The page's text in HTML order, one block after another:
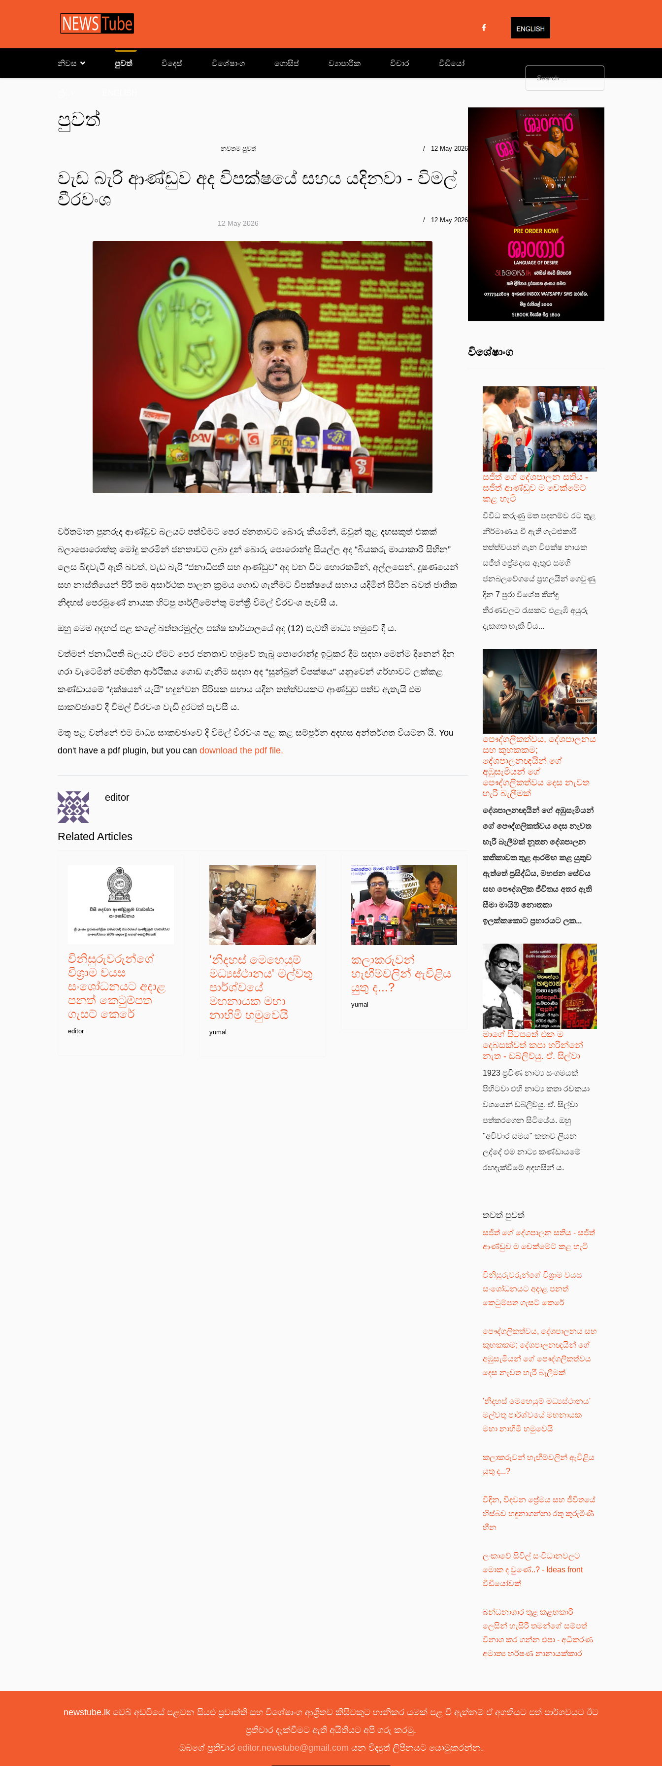
නිවස පුවත් විදෙස් විශේෂාංග ගොසිප් ව්‍යාපාරික විචාර වීඩියෝ
පුවත්
නවතම පුවත් 12 May 2026
වැඩ බැරි ආණ්ඩුව අද විපක්ෂයේ සහය යදිනවා - විමල්
වීරවංශ
12 May 2026 12 May 2026
වර්තමාන පුනරුද ආණ්ඩුව බලයට පත්වීමට පෙර ජනතාවට බොරු කියමින්, ඔවුන් තුළ දහසකුත් එකක්
බලාපොරොත්තු මෝදු කරමින් ජනතාවට ලබා දුන් බොරු පොරොන්දු සියල්ල අද “බියකරු මායාකාරී සිහින”
ලෙස බිඳවැටී ඇති බවත්, වැඩ බැරි “ජනාධිපති සහ ආණ්ඩුව” අද වන විට හොරකමින්, අල්ලසෙන්, දූෂණයෙන්
සහ නාස්තියෙන් පිරි තම අසාර්ථක පාලන ක්‍රමය ගොඩ ගැනීමට විපක්ෂයේ සහාය යදිමින් සිටින බවත් ජාතික
නිදහස් පෙරමුණේ නායක හිටපු පාර්ලිමේන්තු මන්ත්‍රී විමල් වීරවංශ පැවසී ය.
ඔහු මෙම අදහස් පළ කළේ බත්තරමුල්ල පක්ෂ කාර්යාලයේ අද (12) පැවති මාධ්‍ය හමුවේ දී ය.
වත්මන් ජනාධිපති බලයට ඒමට පෙර ජනතාව හමුවේ තැබූ පොරොන්දු ඉටුකර දීම සඳහා මෙන්ම දිනෙන් දින
ගරා වැටෙමින් පවතින ආර්ථිකය ගොඩ ගැනීම සදහා අද “සුන්බුන් විපක්ෂය” යනුවෙන් ගර්හාවට ලක්කළ
කණ්ඩායමේ “දක්ෂයන් යැයි” හදුන්වන පිරිසක සහාය යදින තත්ත්වයකට ආණ්ඩුව පත්ව ඇතැයි එම
සාකච්ඡාවේ දී විමල් වීරවංශ වැඩි දුරටත් පැවසී ය.
මතු පළ වන්නේ එම මාධ්‍ය සාකච්ඡාවේ දී විමල් වීරවංශ පළ කළ සම්පූර්න අදහස අන්තර්ගත වියමන යි. You
don't have a pdf plugin, but you can download the pdf file.
editor
Related Articles
විනිසුරුවරුන්ගේ
විශ්‍රාම වයස
සංශෝධනයට අදාළ
පනත් කෙටුම්පත
ගැසට් කෙරේ
editor
'නිදහස් මෙහෙයුම්
මධ්‍යස්ථානය' මල්වතු
පාර්ශ්වයේ
මහනායක මහා
නාහිමි හමුවෙයි
yumal
කලාකරුවන්
හැඟීම්වලින් ඇවිළිය
යුතු ද...?
yumal
විශේෂාංග
සජිත් ගේ දේශපාලන සතිය -
සජිත් ආණ්ඩුව ම චෙක්මේට්
කළ හැටි
විවිධ කරුණු මත පදනම්ව රට තුළ
නිර්මාණය වී ඇති ගැටළුකාරී
තත්ත්වයන් ගැන විපක්ෂ නායක
සජිත් ප්‍රේමදාස ඇතුළු සමගි
ජනබලවේගයේ ප්‍රභලයින් ගෙවුණු
දින 7 පුරා විශේෂ තීන්දු
තීරණවලට රැසකට එළැඹි අයුරු
දැකගත හැකි විය...
පෞද්ගලිකත්වය, දේශපාලනය
සහ කුහකකම;
දේශපාලනඥයින් ගේ
අඹුසැමියන් ගේ
පෞද්ගලිකත්වය දෙස නැවත
හැරී බැලීමක්
දේශපාලනඥයින් ගේ අඹුසැමියන්
ගේ පෞද්ගලිකත්වය දෙස නැවත
හැරී බැලීමක්නූතන දේශපාලන
කතිකාවත තුළ ආරම්භ කළ යුතුව
ඇත්තේ ප්‍රසිද්ධිය, මහජන සේවය
සහ පෞද්ගලික ජීවිතය අතර ඇති
සීමා මායිම් නොතකා
ඉලක්කකොට ප්‍රහාරයට ලක...
මාගේ පිටපතේ එක ම
දෙබසක්වත් කපා හරින්නේ
නැත - ඩබ්ලිව්යු. ඒ. සිල්වා
1923 ප්‍රවීණ නාට්‍ය සංගමයක්
පිහිටවා එහි නාට්‍ය කතා රචකයා
වශයෙන් ඩබ්ලිව්යු. ඒ. සිල්වා
පත්කරගෙන සිටියේය. ඔහු
"අවිචාර සමය" කතාව ලියන
ලද්දේ එම නාට්‍ය කණ්ඩායමේ
රඟදැක්වීමේ අදහසින් ය.
තවත් පුවත්
සජිත් ගේ දේශපාලන සතිය - සජිත්
ආණ්ඩුව ම චෙක්මේට් කළ හැටි
විනිසුරුවරුන්ගේ විශ්‍රාම වයස
සංශෝධනයට අදාළ පනත්
කෙටුම්පත ගැසට් කෙරේ
පෞද්ගලිකත්වය, දේශපාලනය සහ
කුහකකම; දේශපාලනඥයින් ගේ
අඹුසැමියන් ගේ පෞද්ගලිකත්වය
දෙස නැවත හැරී බැලීමක්
'නිදහස් මෙහෙයුම් මධ්‍යස්ථානය'
මල්වතු පාර්ශ්වයේ මහනායක
මහා නාහිමි හමුවෙයි
කලාකරුවන් හැඟීම්වලින් ඇවිළිය
යුතු ද...?
විඳින, විඳවන ප්‍රේමය සහ ජීවිතයේ
හිස්බව හඳුනාගන්නා රතු කුරුමිණි
හීන
ලංකාවේ සිවිල් සංවිධානවලට
මොක ද වුණේ..? - Ideas front
වීඩියෝවක්
බන්ධනාගාර තුළ කළහකාරී
ලෙසින් හැසිරී තමන්ගේ සම්පත්
විනාශ කර ගන්න එපා - අධිකරණ
අමාත්‍ය හර්ෂණ නානායක්කාර
newstube.lk වෙබ් අඩවියේ පළවන සියළු ප්‍රවෘත්ති සහ විශේෂාංග ආශ්‍රිතව කිසිවකුට හානිකර යමක් පළ වී ඇත්නම් ඒ අගතියට පත් පාර්ශවයට ඊට
ප්‍රතිචාර දැක්වීමට ඇති අයිතියට අපි ගරු කරමු.
ඔබගේ ප්‍රතිචාර editor.newstube@gmail.com යන විද්‍යුත් ලිපිනයට යොමුකරන්න.